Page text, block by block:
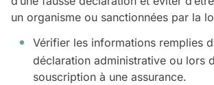
un organisme ou sanctionnées par la
Vérifier les informations remplies
déclaration administrative ou lors
souscription à une assurance.